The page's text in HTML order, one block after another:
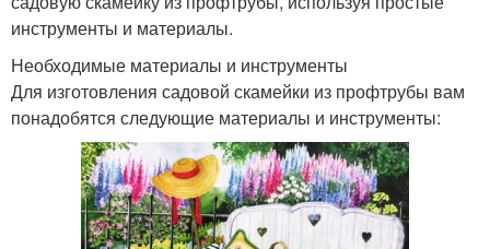
инструменты и материалы.
Необходимые материалы и инструменты
Для изготовления садовой скамейки из профтрубы вам
понадобятся следующие материалы и инструменты: